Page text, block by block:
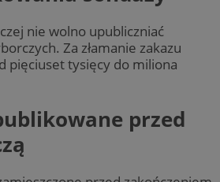
nie wolno upubliczniać
Za złamanie zakazu
pięciuset tysięcy do miliona
przed